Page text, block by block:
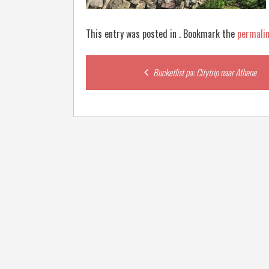
This entry was posted in . Bookmark the
navigation
Bucketlist pa: Citytrip naar Athene